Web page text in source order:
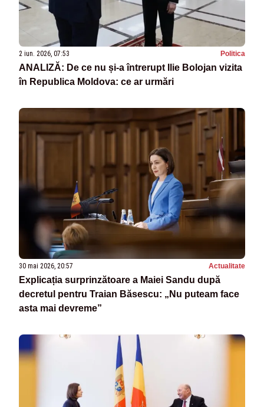
2 iun. 2026, 07:53 Politica
ANALIZĂ: De ce nu și-a întrerupt Ilie Bolojan vizita
în Republica Moldova: ce ar urmări
30 mai 2026, 20:57 Actualitate
Explicația surprinzătoare a Maiei Sandu după
decretul pentru Traian Băsescu: „Nu puteam face
asta mai devreme”